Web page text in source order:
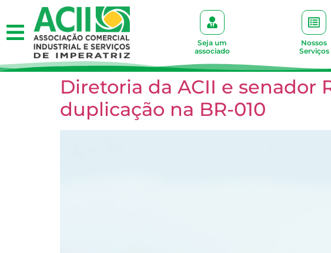
Seja um
associado
Nossos
Serviços
Diretoria da ACII e senador
duplicação na BR-010